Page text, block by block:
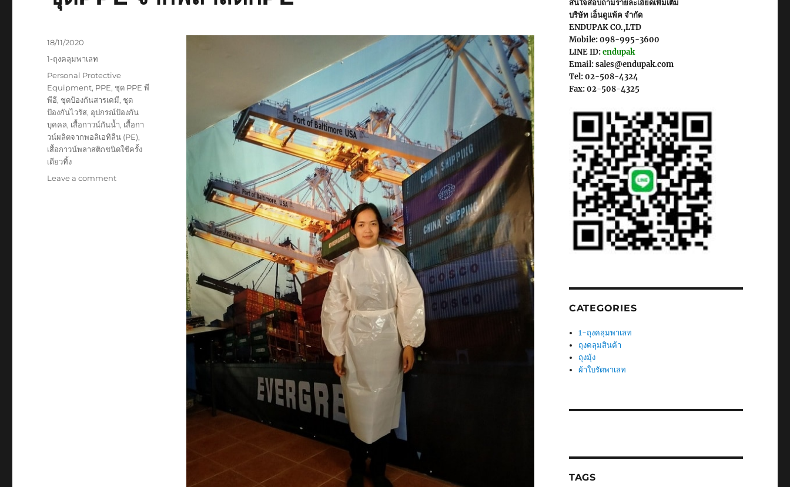
Posted
18/11/2020
Categories
1-ถุงคลุมพาเลท
Tags
Personal Protective
Equipment, PPE, ชุด PPE พี
พีอี, ชุดป้องกันสารเคมี, ชุด
ป้องกันไวรัส, อุปกรณ์ป้องกัน
บุคคล, เสื้อกาวน์กันน้ำ, เสื้อกา
วน์ผลิตจากพอลิเอทิลีน (PE),
เสื้อกาวน์พลาสติกชนิดใช้ครั้ง
เดียวทิ้ง
Leave a commenton
สนใจสอบถามรายละเอียดเพิ่มเติม
บริษัท เอ็นดูแพ้ค จำกัด
ENDUPAK CO.,LTD
Mobile: 098-995-3600
LINE ID:endupak
Email: sales@endupak.com
Tel: 02-508-4324
Fax: 02-508-4325
CATEGORIES
1-ถุงคลุมพาเลท
ถุงคลุมสินค้า
ถุงมุ้ง
ผ้าใบรัดพาเลท
TAGS